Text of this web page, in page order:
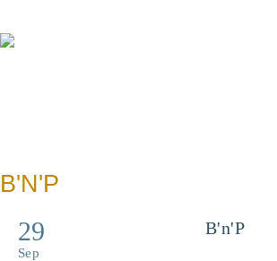
B'N'P
29
Sep
B'n'P